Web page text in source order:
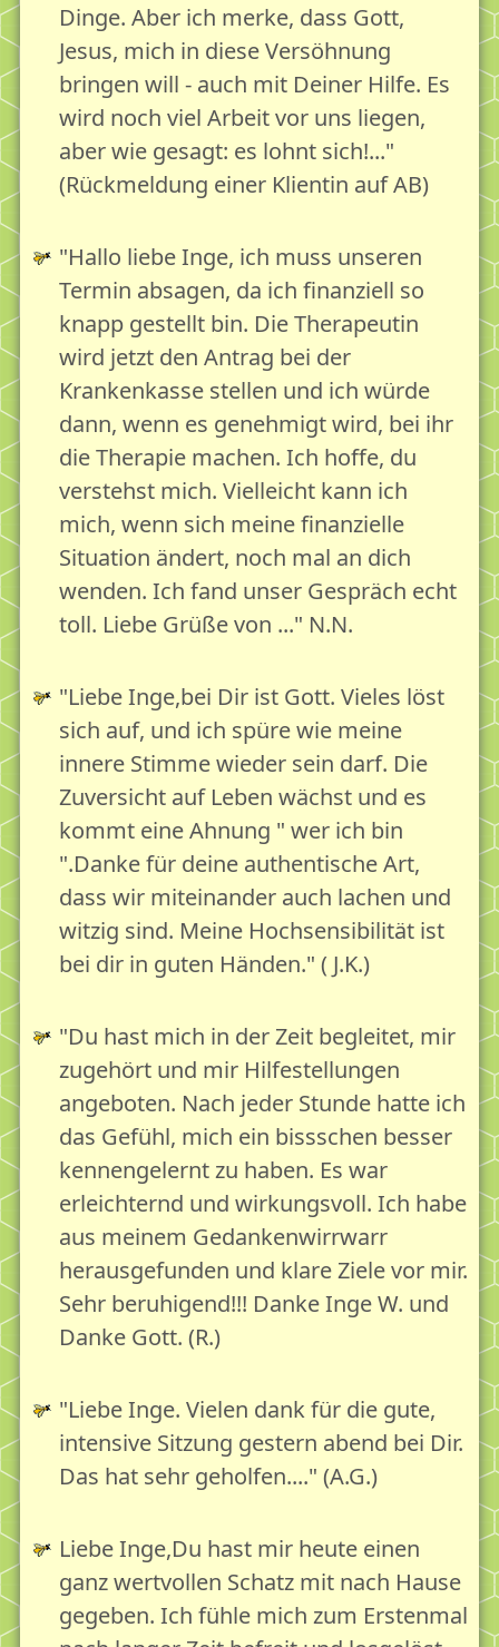
Beratung via Telefon/Video
Zart besaitet - Beratung für Hochsensible
Beratung für Ihr Büro
Brückenzeit - Beratung vor und nach einer
Therapie
Wenn nichts mehr geht...
Begegnung
Vom Wert der Begegnung
Stadtteil und Quartier als Begegnungsraum
"Mein" Eversten
Kindheit im früheren Eversten
Mein Engagement in Eversten
Unsere Angebote im Überblick
Lebensgartenpflege im Überblick
Webshop
Dinge. Aber ich merke, dass Gott,
Jesus, mich in diese Versöhnung
bringen will - auch mit Deiner Hilfe. Es
wird noch viel Arbeit vor uns liegen,
aber wie gesagt: es lohnt sich!..."
(Rückmeldung einer Klientin auf AB)
"Hallo liebe Inge, ich muss unseren
Termin absagen, da ich finanziell so
knapp gestellt bin. Die Therapeutin
wird jetzt den Antrag bei der
Krankenkasse stellen und ich würde
dann, wenn es genehmigt wird, bei ihr
die Therapie machen. Ich hoffe, du
verstehst mich. Vielleicht kann ich
mich, wenn sich meine finanzielle
Situation ändert, noch mal an dich
wenden. Ich fand unser Gespräch echt
toll. Liebe Grüße von ..." N.N.
"Liebe Inge,bei Dir ist Gott. Vieles löst
sich auf, und ich spüre wie meine
innere Stimme wieder sein darf. Die
Zuversicht auf Leben wächst und es
kommt eine Ahnung " wer ich bin
".Danke für deine authentische Art,
dass wir miteinander auch lachen und
witzig sind. Meine Hochsensibilität ist
bei dir in guten Händen." ( J.K.)
"Du hast mich in der Zeit begleitet, mir
zugehört und mir Hilfestellungen
angeboten. Nach jeder Stunde hatte ich
das Gefühl, mich ein bissschen besser
kennengelernt zu haben. Es war
erleichternd und wirkungsvoll. Ich habe
aus meinem Gedankenwirrwarr
herausgefunden und klare Ziele vor mir.
Sehr beruhigend!!! Danke Inge W. und
Danke Gott. (R.)
"Liebe Inge. Vielen dank für die gute,
intensive Sitzung gestern abend bei Dir.
Das hat sehr geholfen...." (A.G.)
Liebe Inge,Du hast mir heute einen
ganz wertvollen Schatz mit nach Hause
gegeben. Ich fühle mich zum Erstenmal